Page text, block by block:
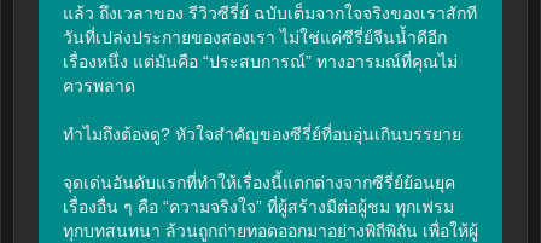
แล้ว ถึงเวลาของ รีวิวซีรี่ย์ ฉบับเต็มจากใจจริงของเราสักที
วันที่เปล่งประกายของสองเรา ไม่ใช่แค่ซีรี่ย์จีนน้ำดีอีก
เรื่องหนึ่ง แต่มันคือ “ประสบการณ์” ทางอารมณ์ที่คุณไม่
ควรพลาด
ทำไมถึงต้องดู? หัวใจสำคัญของซีรี่ย์ที่อบอุ่นเกินบรรยาย
จุดเด่นอันดับแรกที่ทำให้เรื่องนี้แตกต่างจากซีรี่ย์ย้อนยุค
เรื่องอื่น ๆ คือ “ความจริงใจ” ที่ผู้สร้างมีต่อผู้ชม ทุกเฟรม
ทุกบทสนทนา ล้วนถูกถ่ายทอดออกมาอย่างพิถีพิถัน เพื่อให้ผู้